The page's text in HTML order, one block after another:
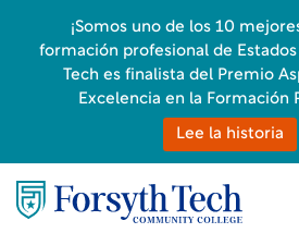
¡Somos uno de los 10
formación profesional de
Tech es finalista del Premio
Excelencia en la Formación
Lee la historia